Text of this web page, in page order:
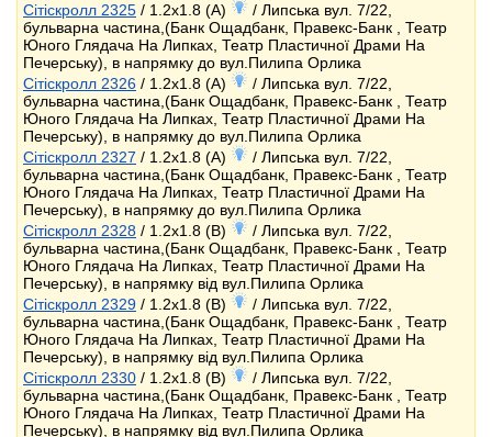
Сітіскролл 2325 / 1.2x1.8 (A)
/ Липська вул. 7/22,
бульварна частина,(Банк Ощадбанк, Правекс-Банк , Театр
Юного Глядача На Липках, Театр Пластичної Драми На
Печерську), в напрямку до вул.Пилипа Орлика
Сітіскролл 2326 / 1.2x1.8 (A)
/ Липська вул. 7/22,
бульварна частина,(Банк Ощадбанк, Правекс-Банк , Театр
Юного Глядача На Липках, Театр Пластичної Драми На
Печерську), в напрямку до вул.Пилипа Орлика
Сітіскролл 2327 / 1.2x1.8 (A)
/ Липська вул. 7/22,
бульварна частина,(Банк Ощадбанк, Правекс-Банк , Театр
Юного Глядача На Липках, Театр Пластичної Драми На
Печерську), в напрямку до вул.Пилипа Орлика
Сітіскролл 2328 / 1.2x1.8 (B)
/ Липська вул. 7/22,
бульварна частина,(Банк Ощадбанк, Правекс-Банк , Театр
Юного Глядача На Липках, Театр Пластичної Драми На
Печерську), в напрямку від вул.Пилипа Орлика
Сітіскролл 2329 / 1.2x1.8 (B)
/ Липська вул. 7/22,
бульварна частина,(Банк Ощадбанк, Правекс-Банк , Театр
Юного Глядача На Липках, Театр Пластичної Драми На
Печерську), в напрямку від вул.Пилипа Орлика
Сітіскролл 2330 / 1.2x1.8 (B)
/ Липська вул. 7/22,
бульварна частина,(Банк Ощадбанк, Правекс-Банк , Театр
Юного Глядача На Липках, Театр Пластичної Драми На
Печерську), в напрямку від вул.Пилипа Орлика